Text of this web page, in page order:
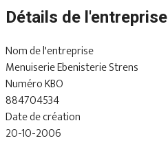
Détails de l'entreprise
Nom de l'entreprise
Menuiserie Ebenisterie Strens
Numéro KBO
884704534
Date de création
20-10-2006